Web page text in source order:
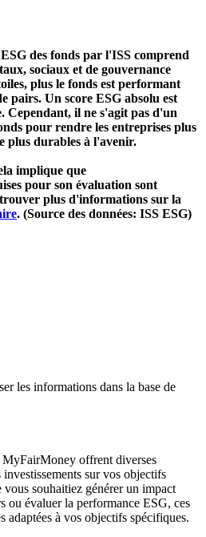
des fonds par l'ISS comprend
sociaux et de gouvernance
plus le fonds est performant
pairs. Un score ESG absolu est
Cependant, il ne s'agit pas d'un
pour rendre les entreprises plus
plus durables à l'avenir.
implique que
pour son évaluation sont
plus d'informations sur la
. (Source des données: ISS ESG)
les informations dans la base de
offrent diverses
sur vos objectifs
souhaitiez générer un impact
ou évaluer la performance ESG, ces
adaptées à vos objectifs spécifiques.